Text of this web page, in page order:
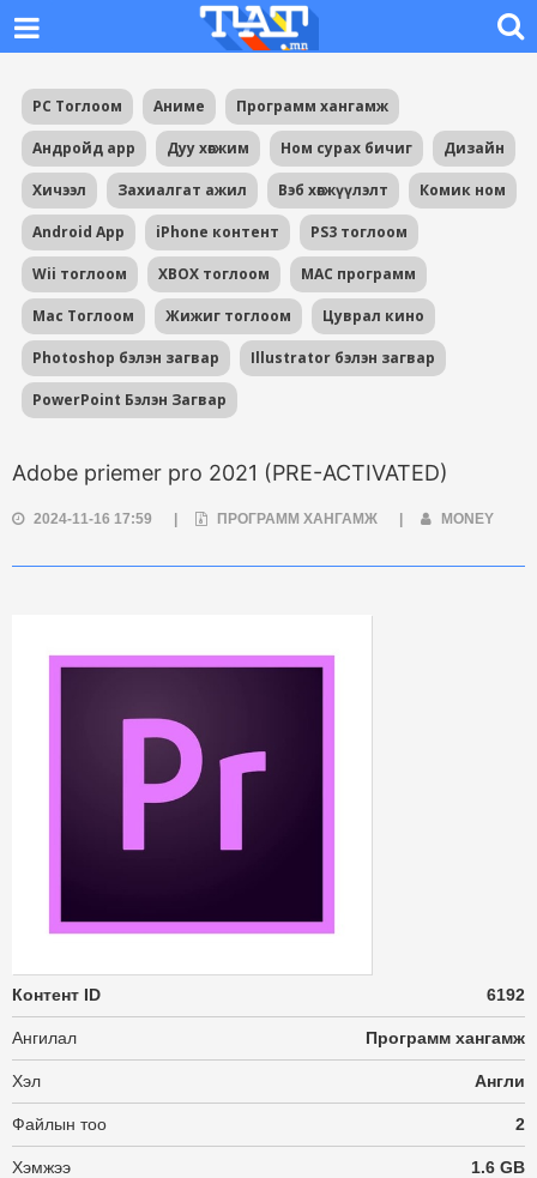
PC Тоглоом Аниме Программ хангамж
Андройд app Дуу хөгжим Ном сурах бичиг Дизайн
Хичээл Захиалгат ажил Вэб хөгжүүлэлт Комик ном
Android App iPhone контент PS3 тоглоом
Wii тоглоом XBOX тоглоом MAC программ
Mac Тоглоом Жижиг тоглоом Цуврал кино
Photoshop бэлэн загвар Illustrator бэлэн загвар
PowerPoint Бэлэн Загвар
Adobe priemer pro 2021 (PRE-ACTIVATED)
2024-11-16 17:59 ПРОГРАММ ХАНГАМЖ MONEY
Контент ID 6192
Ангилал Программ хангамж
Хэл Англи
Файлын тоо 2
Хэмжээ 1.6 GB